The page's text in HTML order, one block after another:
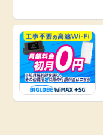
買い物
モニター
ポイ活お得情報
進学・教育
美容・健康
月額有料サ